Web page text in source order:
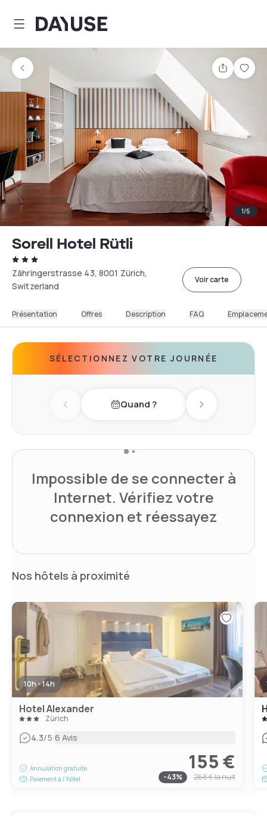
Dayuse
Partager
1/5
Sorell Hotel Rütli
Zähringerstrasse 43, 8001 Zürich,
Switzerland
Voir carte
Présentation Offres Description FAQ
SÉLECTIONNEZ VOTRE JOURNÉE
Previous dayQuand ? Next day
Impossible de se connecter à
Internet. Vérifiez votre
connexion et réessayez
Nos hôtels à proximité
10h - 14h
Hotel Alexander
Zürich
4.3/5|6 Avis
Annulation gratuite
Paiement à l'hôtel
155 €
-43% 268 €la nuit